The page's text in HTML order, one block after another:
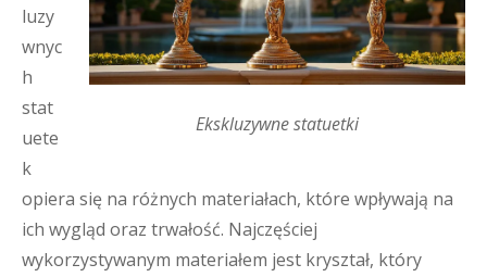
Ekskluzywne statuetki
luzy
wnyc
h
stat
uete
k
opiera się na różnych materiałach, które wpływają na
ich wygląd oraz trwałość. Najczęściej
wykorzystywanym materiałem jest kryształ, który